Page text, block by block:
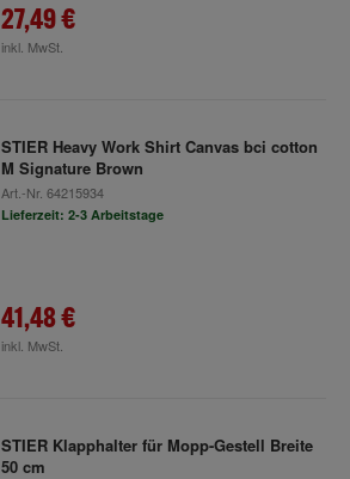
27,49 €
inkl. MwSt.
STIER Heavy Work Shirt Canvas bci cotton
M Signature Brown
Art.-Nr. 64215934
Lieferzeit: 2-3 Arbeitstage
41,48 €
inkl. MwSt.
STIER Klapphalter für Mopp-Gestell Breite
50 cm